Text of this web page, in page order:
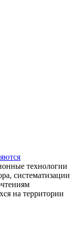
технологии
систематизации
на территории